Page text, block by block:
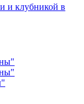
и клубникой в